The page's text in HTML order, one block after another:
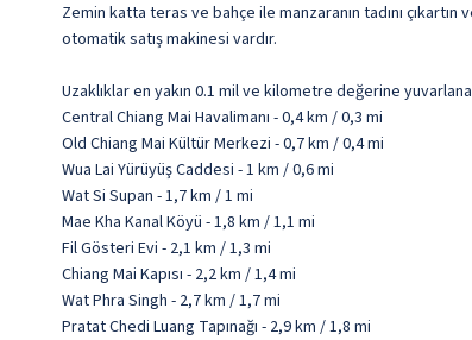
Zemin katta teras ve bahçe ile manzaranın tadını
otomatik satış makinesi vardır.
Uzaklıklar en yakın 0.1 mil ve kilometre değerine
Central Chiang Mai Havalimanı - 0,4 km / 0,3 mi
Old Chiang Mai Kültür Merkezi - 0,7 km / 0,4 mi
Wua Lai Yürüyüş Caddesi - 1 km / 0,6 mi
Wat Si Supan - 1,7 km / 1 mi
Mae Kha Kanal Köyü - 1,8 km / 1,1 mi
Fil Gösteri Evi - 2,1 km / 1,3 mi
Chiang Mai Kapısı - 2,2 km / 1,4 mi
Wat Phra Singh - 2,7 km / 1,7 mi
Pratat Chedi Luang Tapınağı - 2,9 km / 1,8 mi